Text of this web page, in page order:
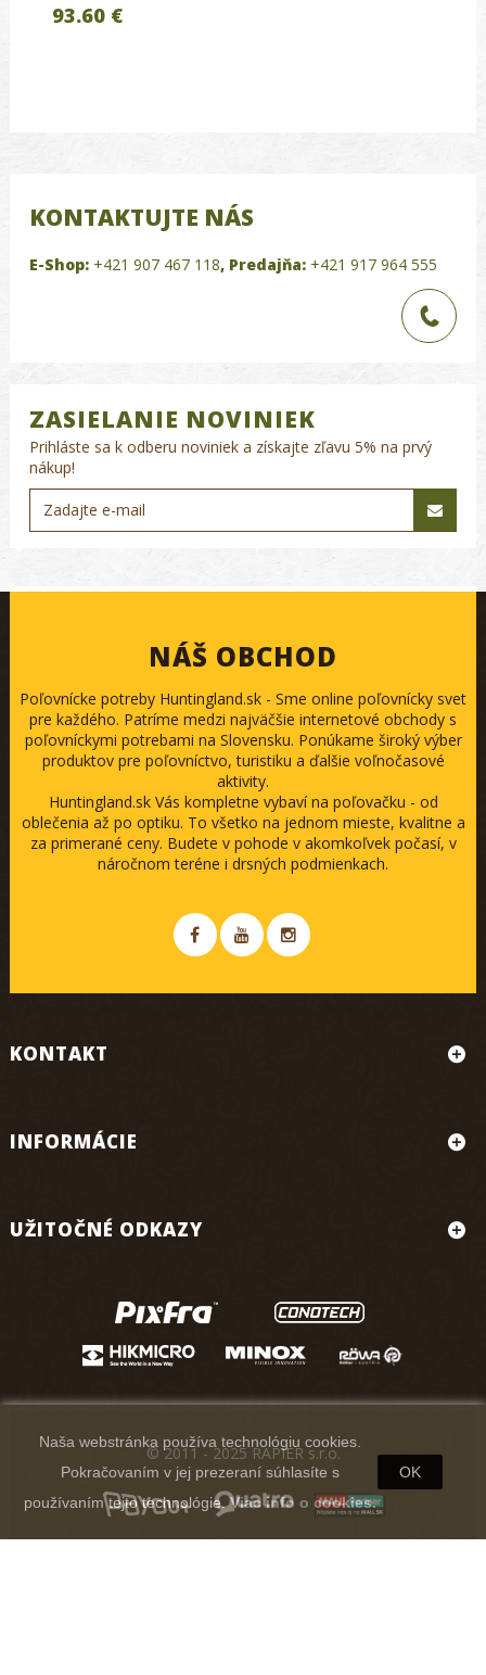
93.60 €
KONTAKTUJTE NÁS
E-Shop: +421 907 467 118, Predajňa: +421 917 964 555
ZASIELANIE NOVINIEK
Prihláste sa k odberu noviniek a získajte zľavu 5% na prvý
nákup!
NÁŠ OBCHOD
Poľovnícke potreby Huntingland.sk - Sme online poľovnícky svet
pre každého. Patríme medzi najväčšie internetové obchody s
poľovníckymi potrebami na Slovensku. Ponúkame široký výber
produktov pre poľovníctvo, turistiku a ďalšie voľnočasové
aktivity.
Huntingland.sk Vás kompletne vybaví na poľovačku - od
oblečenia až po optiku. To všetko na jednom mieste, kvalitne a
za primerané ceny. Budete v pohode v akomkoľvek počasí, v
náročnom teréne i drsných podmienkach.
KONTAKT
INFORMÁCIE
UŽITOČNÉ ODKAZY
Naša webstránka používa technológiu cookies.
Pokračovaním v jej prezeraní súhlasíte s
používaním tejto technológie.Viac info o cookies.
OK
© 2011 - 2025 RAPIER s.r.o.